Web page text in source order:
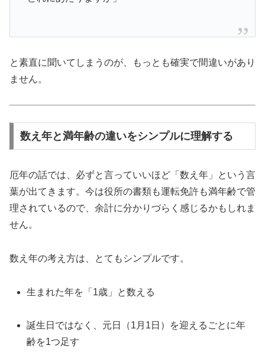
と素直に聞いてしまうのが、もっとも確実で間違いがあり
ません。
数え年と満年齢の違いをシンプルに理解する
厄年の話では、必ずと言っていいほど「数え年」という言
葉が出てきます。今は役所の書類も運転免許も満年齢で管
理されているので、余計に分かりづらく感じるかもしれま
せん。
数え年の考え方は、とてもシンプルです。
生まれた年を「1歳」と数える
誕生日ではなく、元日（1月1日）を迎えるごとに年
齢を1つ足す